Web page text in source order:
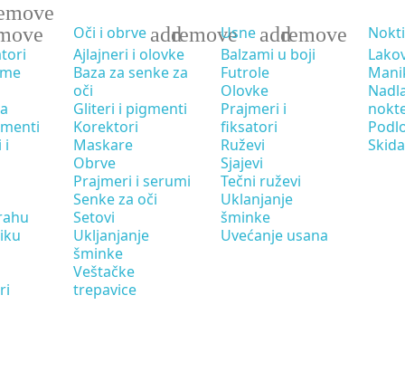
i
Oči i obrve addremove
Ajlajneri i olovke
Baza za senke za
oči
Gliteri i pigmenti
Korektori
Maskare
Obrve
Prajmeri i serumi
Senke za oči
Setovi
Ukljanjanje
šminke
Veštačke
trepavice
Usne addremove
Balzami u boji
Futrole
Olovke
Prajmeri i
fiksatori
Ruževi
Sjajevi
Tečni ruževi
Uklanjanje
šminke
Uvećanje usana
Nokti